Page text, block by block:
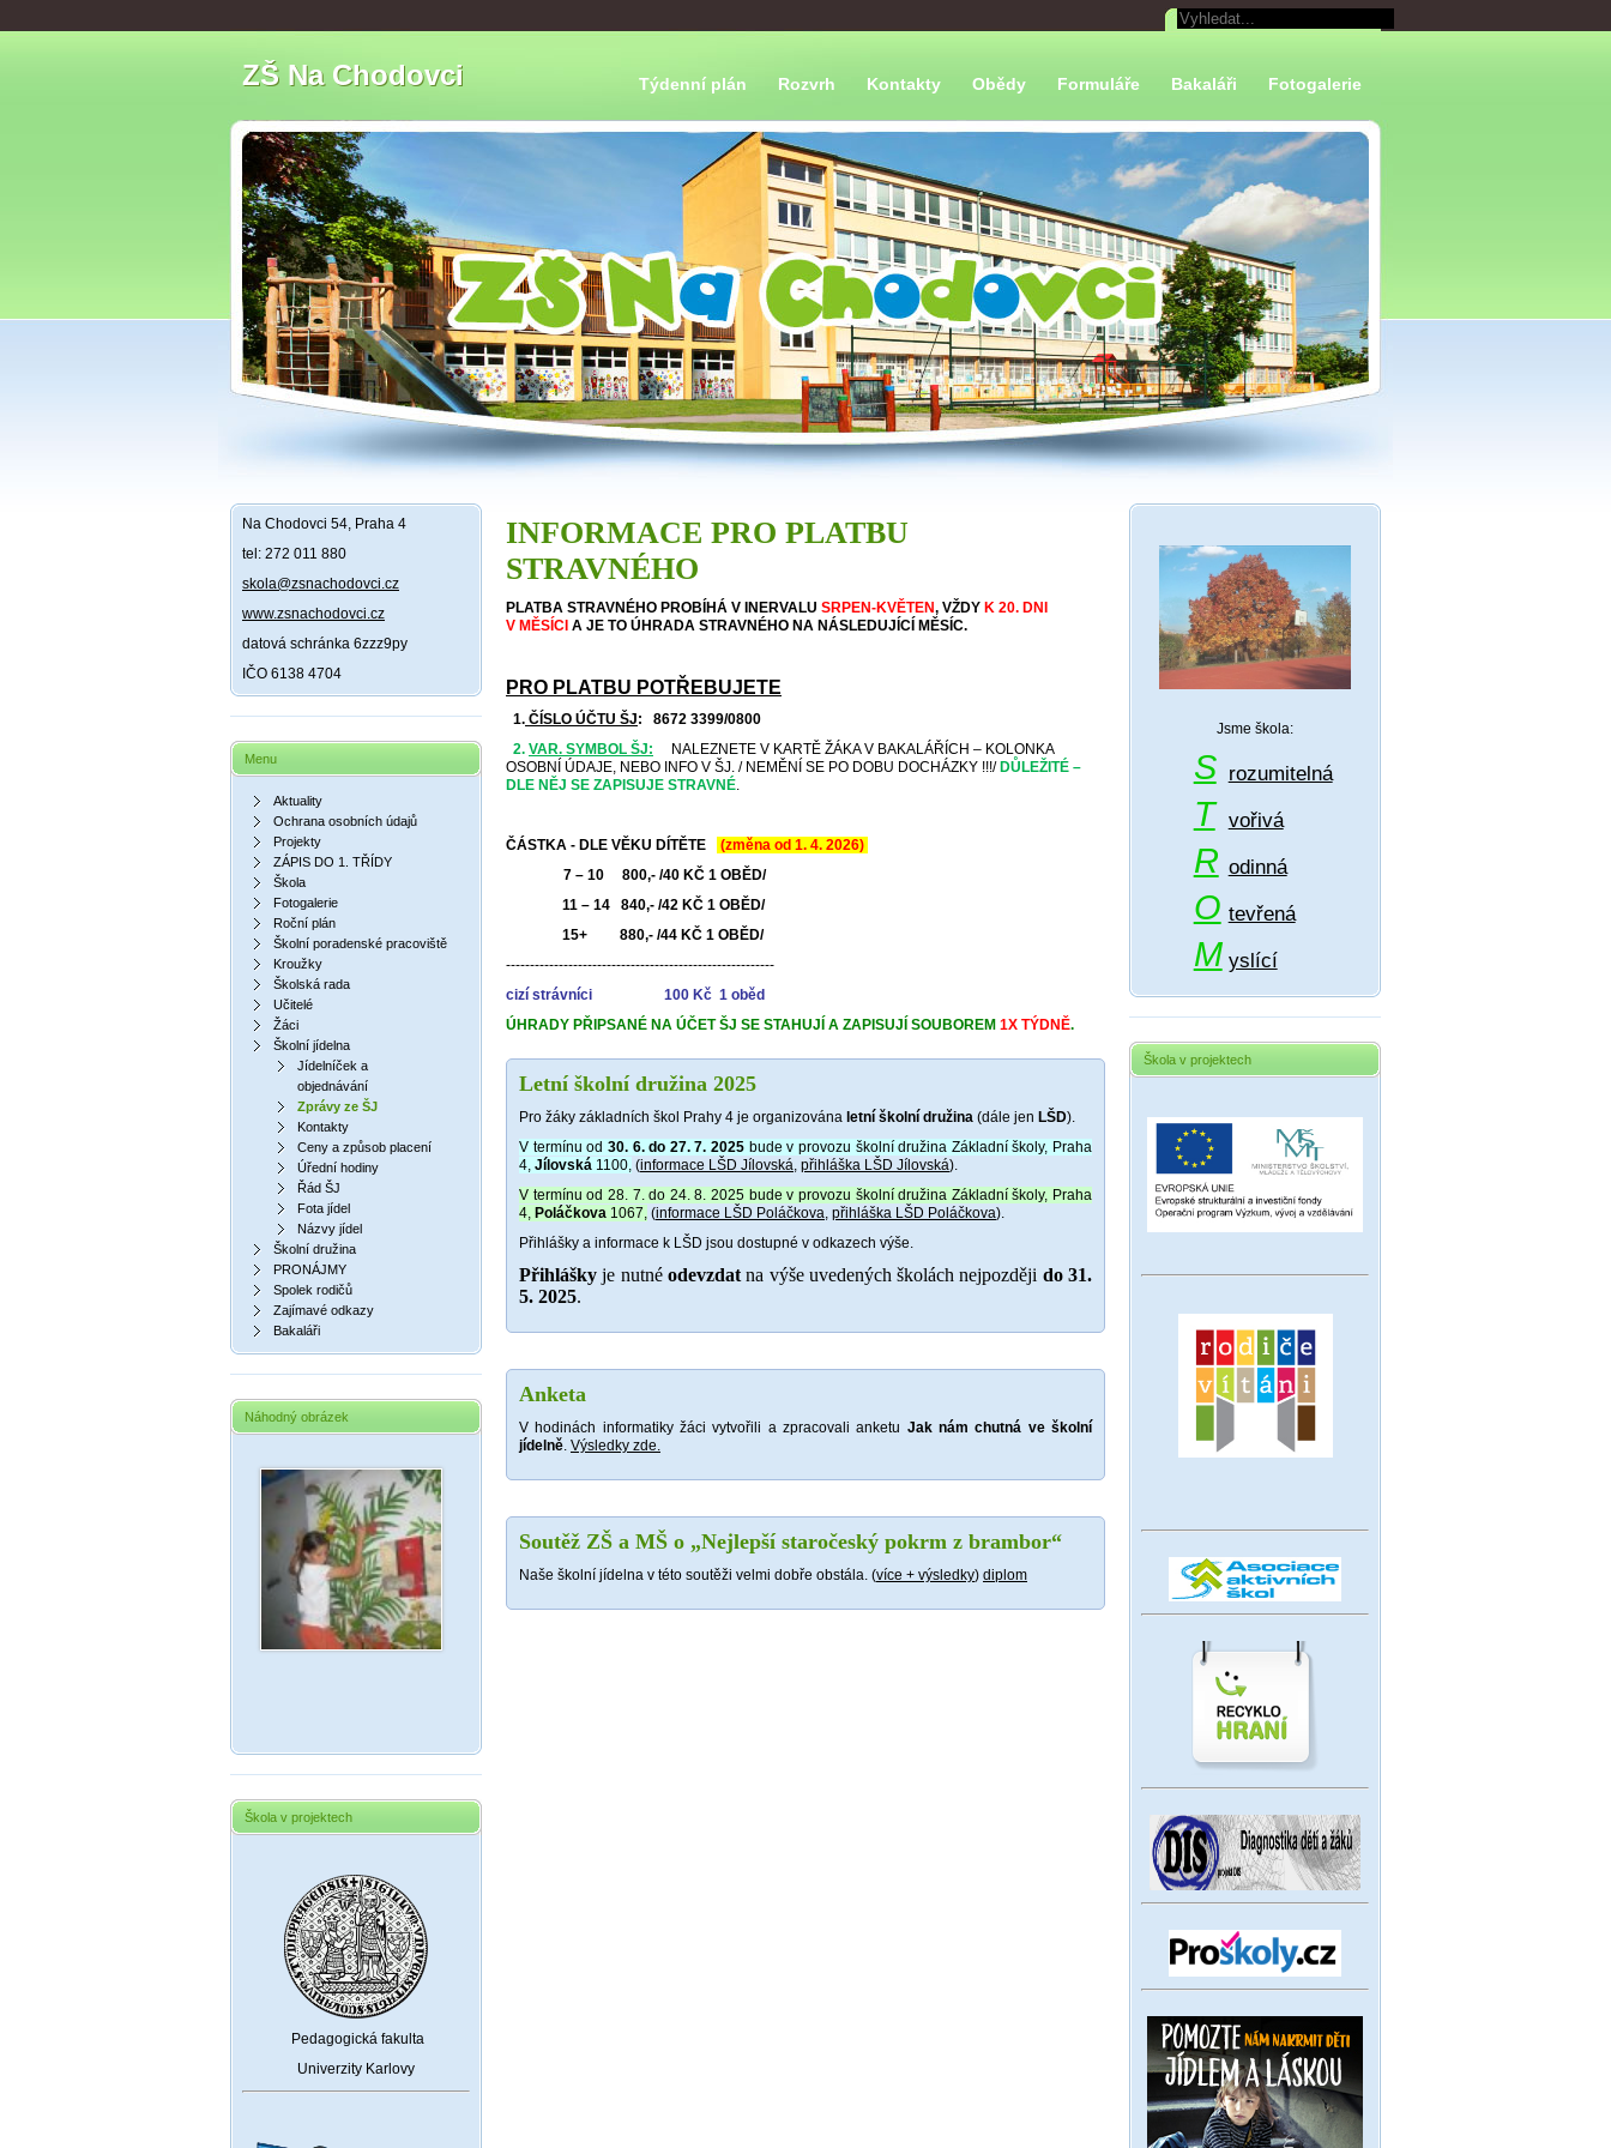
ZŠ Na Chodovci Týdenní plán Rozvrh Kontakty Obědy Formuláře Bakaláři Fotogalerie
Na Chodovci 54, Praha 4
tel: 272 011 880
skola@zsnachodovci.cz
www.zsnachodovci.cz
datová schránka 6zzz9py
IČO 6138 4704
Menu
Aktuality
Ochrana osobních údajů
Projekty
ZÁPIS DO 1. TŘÍDY
Škola
Fotogalerie
Roční plán
Školní poradenské pracoviště
Kroužky
Školská rada
Učitelé
Žáci
Školní jídelna
Jídelníček a
objednávání
Zprávy ze ŠJ
Kontakty
Ceny a způsob placení
Úřední hodiny
Řád ŠJ
Fota jídel
Názvy jídel
Školní družina
PRONÁJMY
Spolek rodičů
Zajímavé odkazy
Bakaláři
Náhodný obrázek
Škola v projektech
Pedagogická fakulta
Univerzity Karlovy
INFORMACE PRO PLATBU
STRAVNÉHO
PLATBA STRAVNÉHO PROBÍHÁ V INERVALU SRPEN-KVĚTEN, VŽDY K 20. DNI
V MĚSÍCI A JE TO ÚHRADA STRAVNÉHO NA NÁSLEDUJÍCÍ MĚSÍC.
PRO PLATBU POTŘEBUJETE
1. ČÍSLO ÚČTU ŠJ:
8672 3399/0800
2. VAR. SYMBOL ŠJ:
NALEZNETE V KARTĚ ŽÁKA V BAKALÁŘÍCH – KOLONKA
OSOBNÍ ÚDAJE, NEBO INFO V ŠJ. / NEMĚNÍ SE PO DOBU DOCHÁZKY !!!/ DŮLEŽITÉ –
DLE NĚJ SE ZAPISUJE STRAVNÉ.
ČÁSTKA - DLE VĚKU DÍTĚTE
(změna od 1. 4. 2026)
7 – 10 800,- /40 KČ 1 OBĚD/
11 – 14 840,- /42 KČ 1 OBĚD/
15+ 880,- /44 KČ 1 OBĚD/
--------------------------------------------------------
cizí strávníci 100 Kč 1 oběd
ÚHRADY PŘIPSANÉ NA ÚČET ŠJ SE STAHUJÍ A ZAPISUJÍ SOUBOREM 1X TÝDNĚ.
Letní školní družina 2025
Pro žáky základních škol Prahy 4 je organizována letní školní družina (dále jen LŠD).
V termínu od 30. 6. do 27. 7. 2025 bude v provozu školní družina Základní školy, Praha
4, Jílovská 1100, (informace LŠD Jílovská, přihláška LŠD Jílovská).
V termínu od 28. 7. do 24. 8. 2025 bude v provozu školní družina Základní školy, Praha
4, Poláčkova 1067, (informace LŠD Poláčkova, přihláška LŠD Poláčkova).
Přihlášky a informace k LŠD jsou dostupné v odkazech výše.
Přihlášky je nutné odevzdatna výše uvedených školách nejpozději do 31.
5. 2025.
Anketa
V hodinách informatiky žáci vytvořili a zpracovali anketu Jak nám chutná ve školní
jídelně. Výsledky zde.
Soutěž ZŠ a MŠ o „Nejlepší staročeský pokrm z brambor“
Naše školní jídelna v této soutěži velmi dobře obstála. (více + výsledky) diplom
Jsme škola:
S rozumitelná
T vořivá
R odinná
O tevřená
M yslící
Škola v projektech